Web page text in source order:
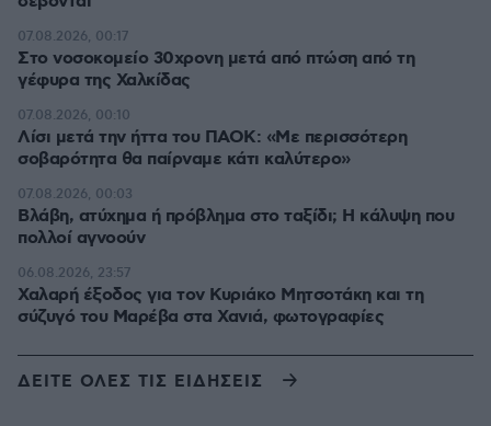
Στο νοσοκομείο 30χρονη μετά από πτώση από τη
γέφυρα της Χαλκίδας
07.08.2026, 00:17
Λίσι μετά την ήττα του ΠΑΟΚ: «Με περισσότερη
σοβαρότητα θα παίρναμε κάτι καλύτερο»
07.08.2026, 00:10
Βλάβη, ατύχημα ή πρόβλημα στο ταξίδι; Η κάλυψη που
πολλοί αγνοούν
07.08.2026, 00:03
Χαλαρή έξοδος για τον Κυριάκο Μητσοτάκη και τη
σύζυγό του Μαρέβα στα Χανιά, φωτογραφίες
06.08.2026, 23:57
ΔΕΙΤΕ ΟΛΕΣ ΤΙΣ ΕΙΔΗΣΕΙΣ